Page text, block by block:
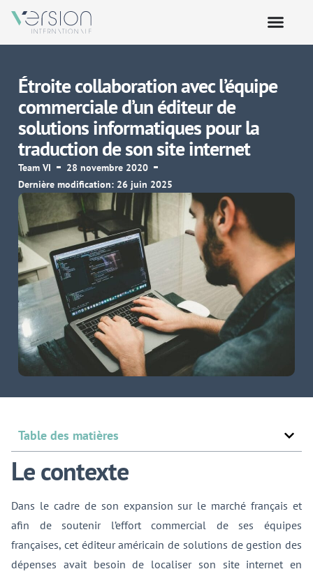
Étroite collaboration avec l’équipe
commerciale d’un éditeur de
solutions informatiques pour la
traduction de son site internet
Team VI
28 novembre 2020
Dernière modification: 26 juin 2025
Table des matières
Le contexte
Dans le cadre de son expansion sur le marché français et
afin de soutenir l’effort commercial de ses équipes
françaises, cet éditeur américain de solutions de gestion des
dépenses avait besoin de localiser son site internet en